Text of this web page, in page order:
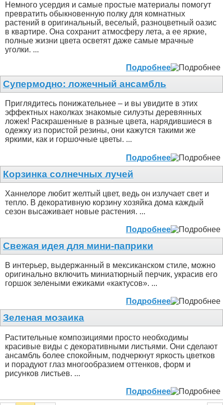
Немного усердия и самые простые материалы помогут
превратить обыкновенную полку для комнатных
растений в оригинальный, веселый, разноцветный оазис
в квартире. Она сохранит атмосферу лета, а ее яркие,
полные жизни цвета осветят даже самые мрачные
уголки. ...
Подробнее
Супермодно: ложечный ансамбль
Приглядитесь понижательнее – и вы увидите в этих
эффектных наколках знакомые силуэты деревянных
ложек! Раскрашенные в разные цвета, нарядившиеся в
одежку из пористой резины, они кажутся такими же
яркими, как и горшочные цветы. ...
Подробнее
Корзинка солнечных лучей
Ханнелоре любит желтый цвет, ведь он излучает свет и
тепло. В декоративную корзину хозяйка дома каждый
сезон высаживает новые растения. ...
Подробнее
Свежая идея для мини-паприки
В интерьер, выдержанный в мексиканском стиле, можно
оригинально включить миниатюрный перчик, украсив его
горшок зелеными ежиками «кактусов». ...
Подробнее
Зеленая мозаика
Растительные композициями просто необходимы
красивые виды с декоративными листьями. Они сделают
ансамбль более спокойным, подчеркнут яркость цветков
и порадуют глаз многообразием оттенков, форм и
рисунков листьев. ...
Подробнее